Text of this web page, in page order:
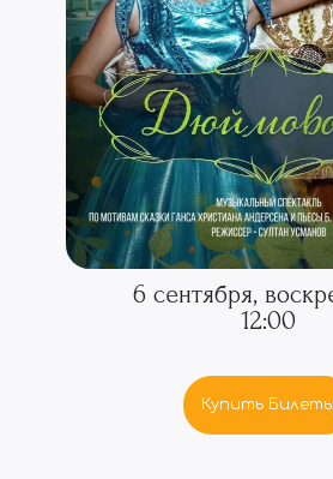
6 сентября,
12:00
Купить Билеты